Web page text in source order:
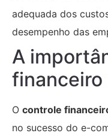
adequada dos
desempenho das
A
financeiro
O controle
no sucesso do e-